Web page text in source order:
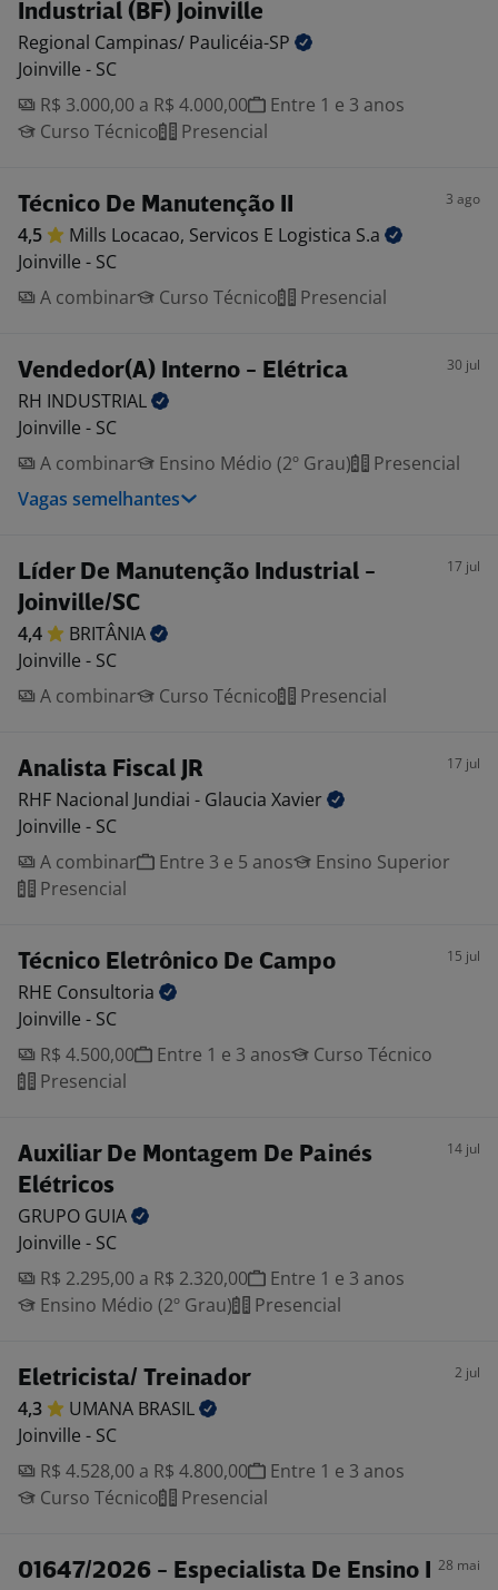
Industrial (BF) Joinville
Regional Campinas/ Paulicéia-SP
Joinville - SC
R$ 3.000,00 a R$ 4.000,00
Entre 1 e 3 anos
Curso Técnico
Presencial
Técnico De Manutenção II 3 ago
4,5 Mills Locacao, Servicos E Logistica S.a
Joinville - SC
A combinar
Curso Técnico Presencial
Vendedor(A) Interno - Elétrica 30 jul
RH INDUSTRIAL
Joinville - SC
A combinar
Ensino Médio (2º Grau)
Presencial
Vagas semelhantes
Líder De Manutenção Industrial -
Joinville/SC
17 jul
4,4
BRITÂNIA
Joinville - SC
A combinar
Curso Técnico Presencial
Analista Fiscal JR 17 jul
RHF Nacional Jundiai - Glaucia Xavier
Joinville - SC
A combinar
Entre 3 e 5 anos
Ensino Superior
Presencial
Técnico Eletrônico De Campo 15 jul
RHE Consultoria
Joinville - SC
R$ 4.500,00
Entre 1 e 3 anos
Curso Técnico
Presencial
Auxiliar De Montagem De Painés
Elétricos
14 jul
GRUPO GUIA
Joinville - SC
R$ 2.295,00 a R$ 2.320,00
Entre 1 e 3 anos
Ensino Médio (2º Grau)
Presencial
Eletricista/ Treinador 2 jul
4,3 UMANA BRASIL
Joinville - SC
R$ 4.528,00 a R$ 4.800,00
Entre 1 e 3 anos
Curso Técnico
Presencial
01647/2026 - Especialista De Ensino I
28 mai